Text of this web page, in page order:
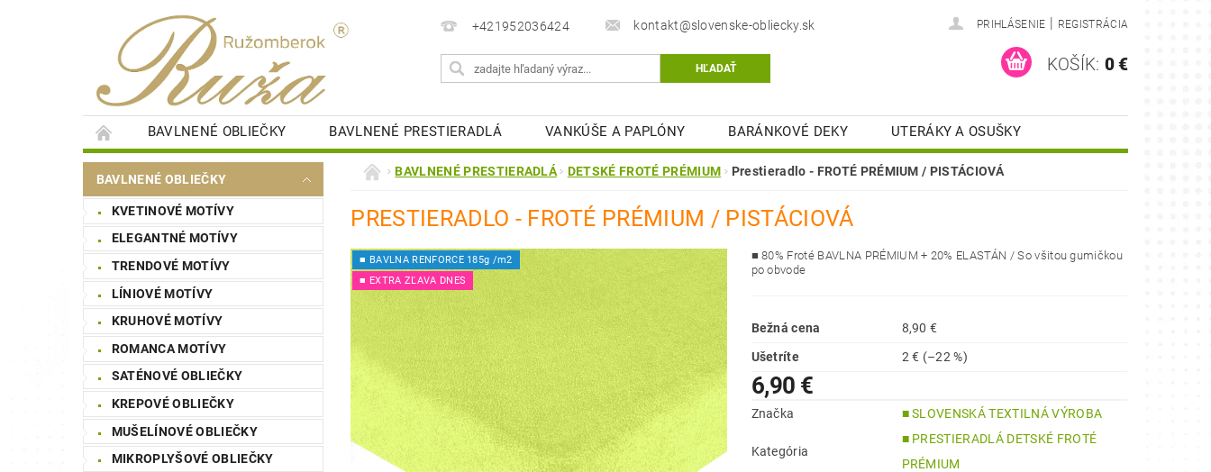
+421952036424 kontakt@slovenske-obliecky.sk PRIHLÁSENIE | REGISTRÁCIA
KOŠÍK: 0 €
BAVLNENÉ OBLIEČKY BAVLNENÉ PRESTIERADLÁ VANKÚŠE A PAPLÓNY BARÁNKOVÉ DEKY
UTERÁKY A OSUŠKY
DETSKÉ PERINKY
DETSKÉ PLIENKY MATRACOVÉ CHRÁNIČE KÚPEĽŇOVÉ PREDLOŽKY
KUCHYNSKÉ UTIERKY
SAUNOVÉ PLACHTY
ŠTÝLOVÉ OBRAZY
NÁKUPNÁ SÚŤAŽ
STAROSTLIVOSŤ O BIELIZEŇ
BAVLNENÉ OBLIEČKY
KVETINOVÉ MOTÍVY
ELEGANTNÉ MOTÍVY
TRENDOVÉ MOTÍVY
LÍNIOVÉ MOTÍVY
KRUHOVÉ MOTÍVY
ROMANCA MOTÍVY
SATÉNOVÉ OBLIEČKY
KREPOVÉ OBLIEČKY
MUŠELÍNOVÉ OBLIEČKY
MIKROPLYŠOVÉ OBLIEČKY
BAVLNENÉ PRESTIERADLÁ DETSKÉ FROTÉ PRÉMIUM Prestieradlo - FROTÉ PRÉMIUM / PISTÁCIOVÁ
PRESTIERADLO - FROTÉ PRÉMIUM / PISTÁCIOVÁ
■ BAVLNA RENFORCE 185g /m2
■ EXTRA ZĽAVA DNES
■ 80% Froté BAVLNA PRÉMIUM + 20% ELASTÁN / So všitou gumičkou
po obvode
Bežná cena
8,90 €
Ušetríte
2 € (–22 %)
6,90 €
Značka ■ SLOVENSKÁ TEXTILNÁ VÝROBA
Kategória
■ PRESTIERADLÁ DETSKÉ FROTÉ
PRÉMIUM